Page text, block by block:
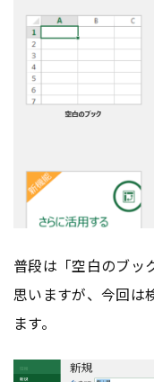
普段は「空白のブッ
思いますが、今回は
ます。